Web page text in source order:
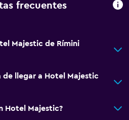
(pueden aplicar cargos
frecuentes
Majestic de Rímini
de llegar a Hotel Majestic
Hotel Majestic?